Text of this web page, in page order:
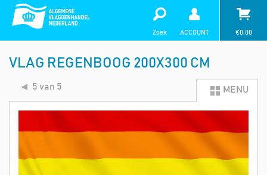
Zoek ACCOUNT €0,00
VLAG REGENBOOG 200X300 CM
5 van 5 MENU